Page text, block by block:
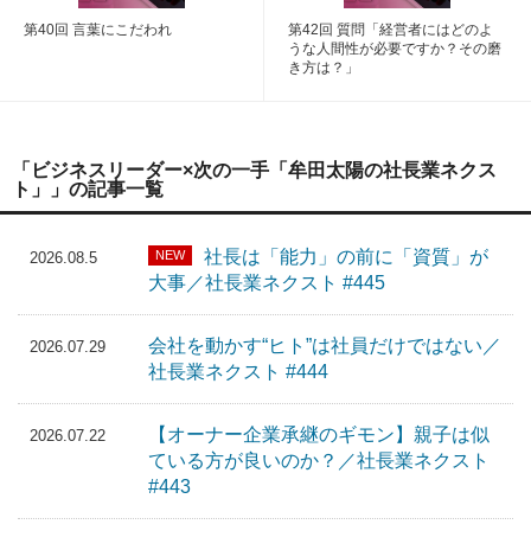
第40回 言葉にこだわれ
第42回 質問「経営者にはどのよ
うな人間性が必要ですか？その磨
き方は？」
「ビジネスリーダー×次の一手「牟田太陽の社長業ネクス
ト」」の記事一覧
2026.08.5 NEW
社長は「能力」の前に「資質」が
大事／社長業ネクスト #445
2026.07.29
会社を動かす“ヒト”は社員だけではない／
社長業ネクスト #444
2026.07.22
【オーナー企業承継のギモン】親子は似
ている方が良いのか？／社長業ネクスト
#443